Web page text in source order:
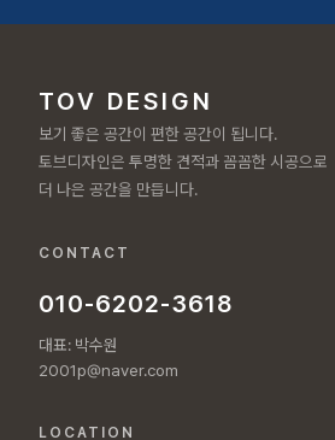
TOV DESIGN
보기 좋은 공간이 편한 공간이 됩니다.
토브디자인은 투명한 견적과 꼼꼼한 시공으로
더 나은 공간을 만듭니다.
CONTACT
010-6202-3618
대표: 박수원
2001p@naver.com
LOCATION